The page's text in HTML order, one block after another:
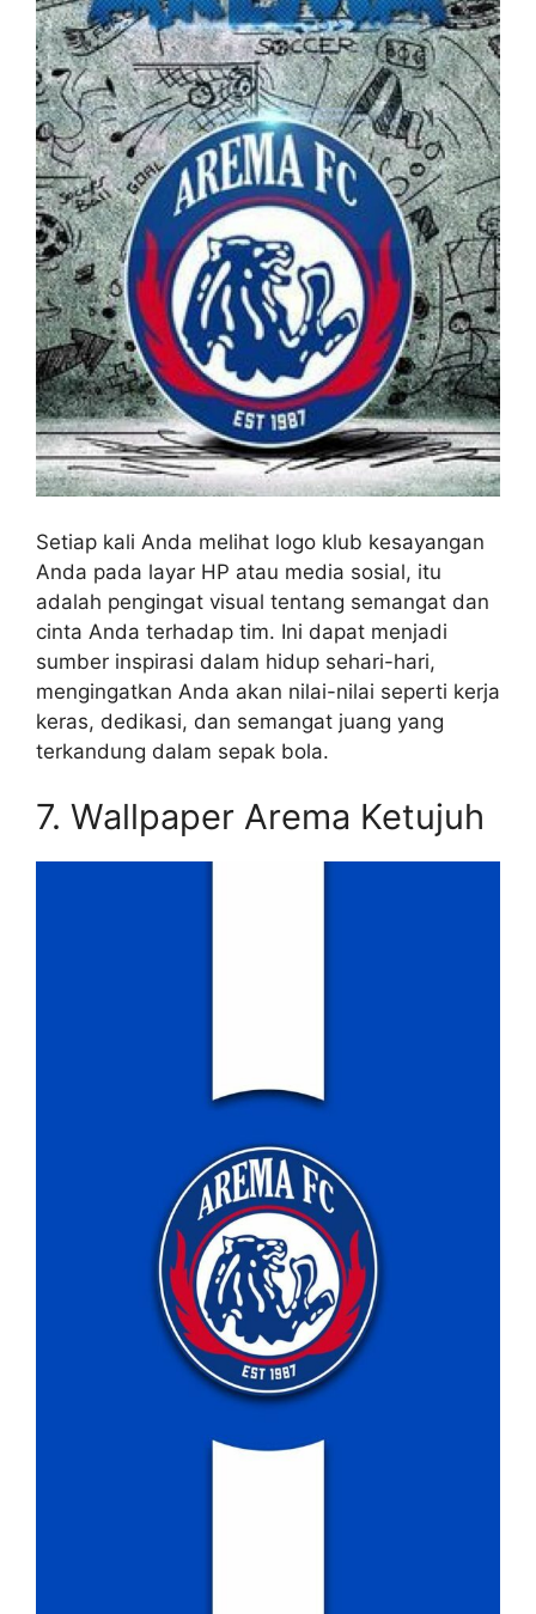
Setiap kali Anda melihat logo klub kesayangan
Anda pada layar HP atau media sosial, itu
adalah pengingat visual tentang semangat dan
cinta Anda terhadap tim. Ini dapat menjadi
sumber inspirasi dalam hidup sehari-hari,
mengingatkan Anda akan nilai-nilai seperti kerja
keras, dedikasi, dan semangat juang yang
terkandung dalam sepak bola.
7. Wallpaper Arema Ketujuh